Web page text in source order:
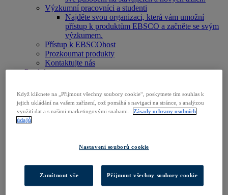
Výzkumní pracovníci a studenti
Najděte svou organizaci, která vám umožní
přístup k produktům EBSCO a začněte se svým
výzkumem.
Přístup k EBSCOhost
Prozkoumat produkty
Kontaktujte nás
Produkty
BiblioGraph
EBSCO Discovery Service
EBSCO FOLIO
Mobilní aplikace EBSCO
Explora
EBSCO OpenAthens
Panorama
Když kliknete na „Přijmout všechny soubory cookie“, poskytnete tím souhlas k
jejich ukládání na vašem zařízení, což pomáhá s navigací na stránce, s analýzou
využití dat a s našimi marketingovými snahami.
Zásady ochrany osobních
údajů
Nastavení souborů cookie
Zamítnout vše Přijmout všechny soubory cookie